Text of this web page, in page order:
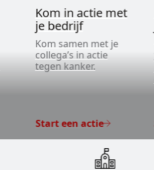
Kom in actie met
je bedrijf
Kom samen met je
collega’s in actie
tegen kanker.
Start een actie